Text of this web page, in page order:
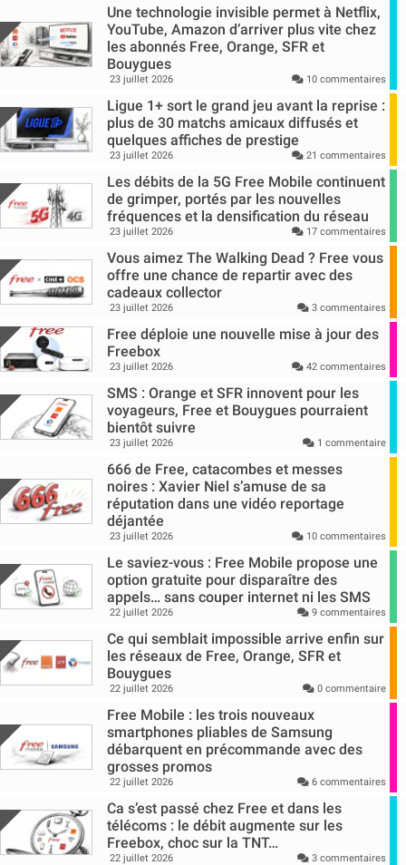
Une technologie invisible permet à Netflix,
YouTube, Amazon d’arriver plus vite chez
les abonnés Free, Orange, SFR et
Bouygues
23 juillet 2026 10 commentaires
Ligue 1+ sort le grand jeu avant la reprise :
plus de 30 matchs amicaux diffusés et
quelques affiches de prestige
23 juillet 2026 21 commentaires
Les débits de la 5G Free Mobile continuent
de grimper, portés par les nouvelles
fréquences et la densification du réseau
23 juillet 2026 17 commentaires
Vous aimez The Walking Dead ? Free vous
offre une chance de repartir avec des
cadeaux collector
23 juillet 2026 3 commentaires
Free déploie une nouvelle mise à jour des
Freebox
23 juillet 2026 42 commentaires
SMS : Orange et SFR innovent pour les
voyageurs, Free et Bouygues pourraient
bientôt suivre
23 juillet 2026 1 commentaire
666 de Free, catacombes et messes
noires : Xavier Niel s’amuse de sa
réputation dans une vidéo reportage
déjantée
23 juillet 2026 10 commentaires
Le saviez-vous : Free Mobile propose une
option gratuite pour disparaître des
appels… sans couper internet ni les SMS
22 juillet 2026 9 commentaires
Ce qui semblait impossible arrive enfin sur
les réseaux de Free, Orange, SFR et
Bouygues
22 juillet 2026 0 commentaire
Free Mobile : les trois nouveaux
smartphones pliables de Samsung
débarquent en précommande avec des
grosses promos
22 juillet 2026 6 commentaires
Ca s’est passé chez Free et dans les
télécoms : le débit augmente sur les
Freebox, choc sur la TNT…
22 juillet 2026 3 commentaires